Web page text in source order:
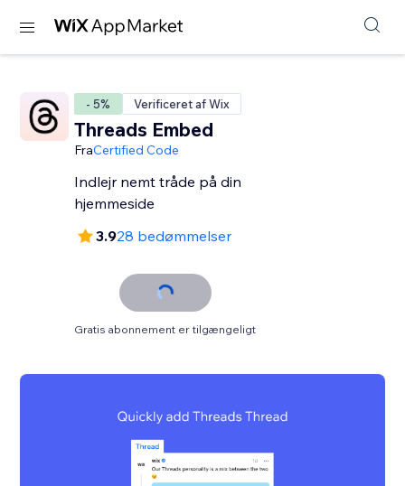
- 5% Verificeret af Wix
Threads Embed
FraCertified Code
Indlejr nemt tråde på din
hjemmeside
3.928 bedømmelser
Gratis abonnement er tilgængeligt